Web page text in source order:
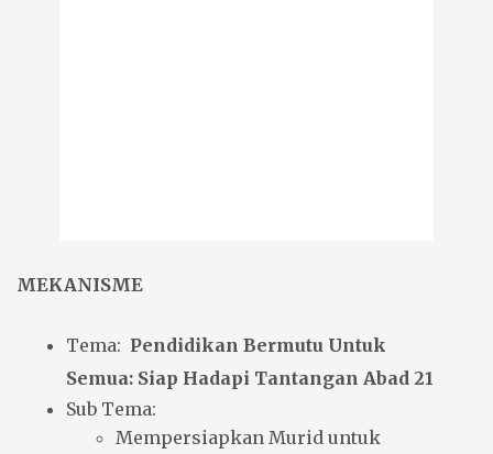
MEKANISME
Tema: Pendidikan Bermutu Untuk
Semua: Siap Hadapi Tantangan Abad 21
Sub Tema:
Mempersiapkan Murid untuk